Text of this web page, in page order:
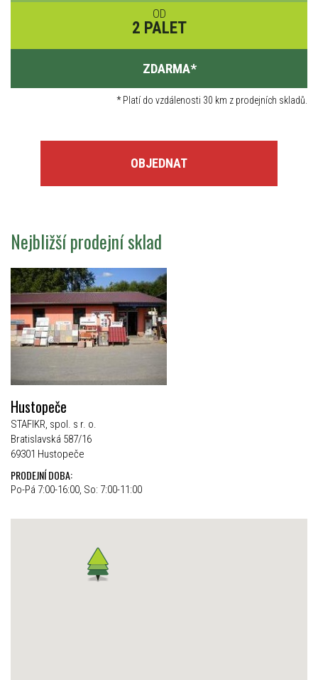
OD
2 PALET
ZDARMA*
*Platí do vzdálenosti 30 km z prodejních skladů.
OBJEDNAT
Nejbližší prodejní sklad
Hustopeče
STAFIKR, spol. s r. o.
Bratislavská 587/16
69301 Hustopeče
PRODEJNÍ DOBA:
Po-Pá 7:00-16:00, So: 7:00-11:00